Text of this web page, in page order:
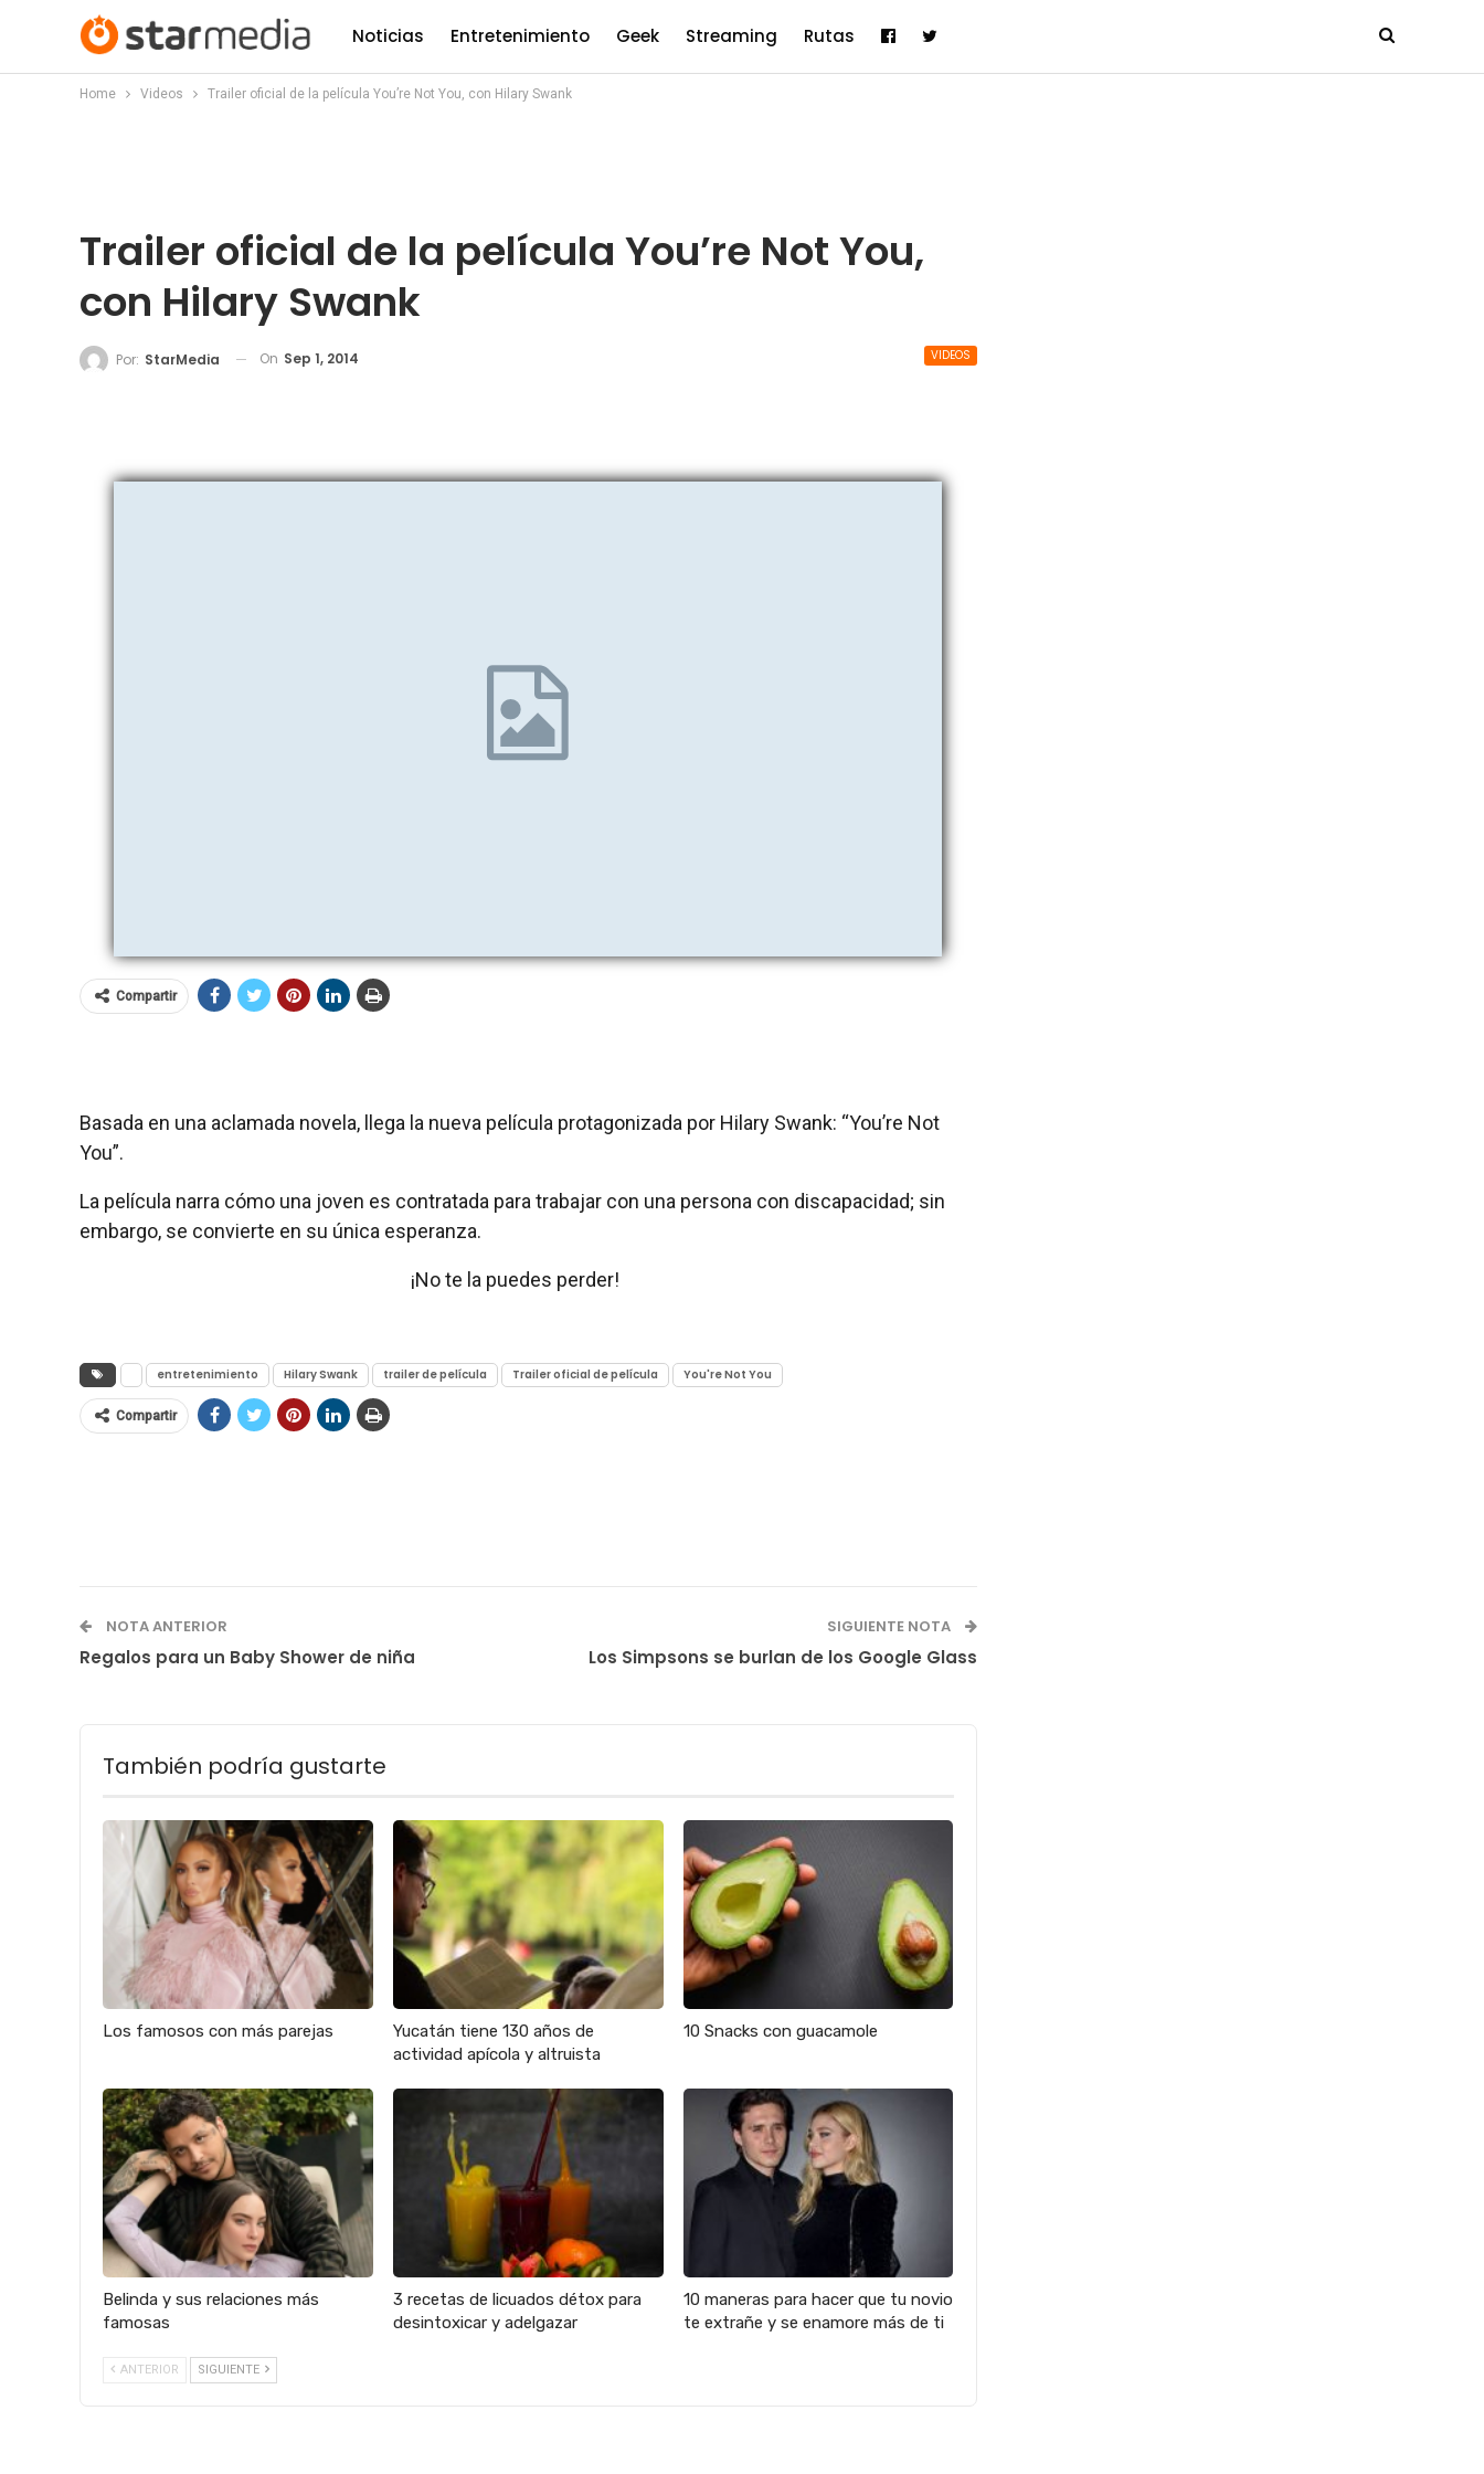
Noticias Entretenimiento Geek Streaming Rutas
Home Videos Trailer oficial de la película You’re Not You, con Hilary Swank
Trailer oficial de la película You’re Not You,
con Hilary Swank
VIDEOS
Por: StarMedia On Sep 1, 2014
Compartir
Basada en una aclamada novela, llega la nueva película protagonizada por Hilary Swank: “You’re Not
You”.
La película narra cómo una joven es contratada para trabajar con una persona con discapacidad; sin
embargo, se convierte en su única esperanza.
¡No te la puedes perder!
entretenimiento Hilary Swank trailer de película Trailer oficial de película You're Not You
Compartir
NOTA ANTERIOR
Regalos para un Baby Shower de niña
SIGUIENTE NOTA
Los Simpsons se burlan de los Google Glass
También podría gustarte
Los famosos con más parejas
Yucatán tiene 130 años de
actividad apícola y altruista
10 Snacks con guacamole
Belinda y sus relaciones más
famosas
3 recetas de licuados détox para
desintoxicar y adelgazar
10 maneras para hacer que tu novio
te extrañe y se enamore más de ti
ANTERIOR SIGUIENTE